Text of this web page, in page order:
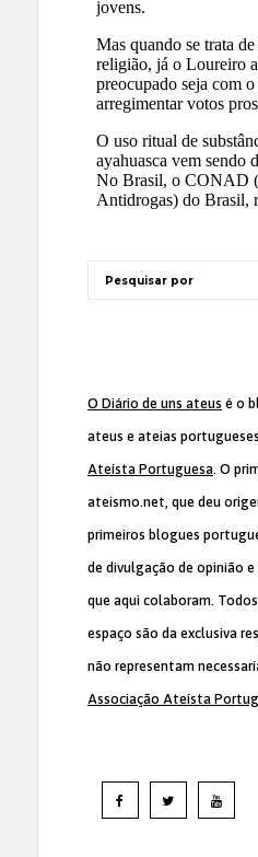
O Diário de uns ateus é o
ateus e ateias
Ateísta Portuguesa. O
ateismo.net, que deu
primeiros blogues
de divulgação de opinião
que aqui colaboram.
espaço são da exclusiva
não representam
Associação Ateísta